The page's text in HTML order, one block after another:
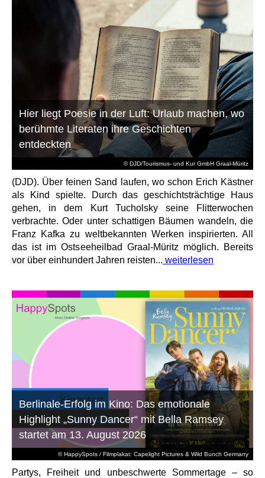
© DJD/Tourismus- und Kur GmbH Graal-Müritz
Hier liegt Poesie in der Luft: Urlaub machen, wo
berühmte Literaten ihre Geschichten
entdeckten
(DJD). Über feinen Sand laufen, wo schon Erich Kästner
als Kind spielte. Durch das geschichtsträchtige Haus
gehen, in dem Kurt Tucholsky seine Flitterwochen
verbrachte. Oder unter schattigen Bäumen wandeln, die
Franz Kafka zu weltbekannten Werken inspirierten. All
das ist im Ostseeheilbad Graal-Müritz möglich. Bereits
vor über einhundert Jahren reisten... weiterlesen
© HappySpots / Filmplakat: Capelight Pictures & Wild Bunch Germany
Berlinale-Erfolg im Kino: Das emotionale
Highlight „Sunny Dancer“ mit Bella Ramsey
startet am 13. August 2026
Partys, Freiheit und unbeschwerte Sommertage – so